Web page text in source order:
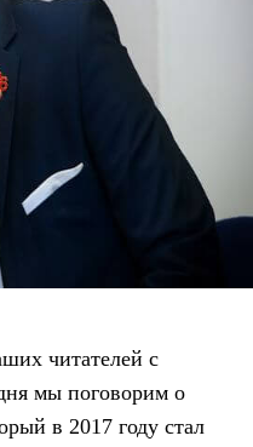
читателей с
мы поговорим о
в 2017 году стал